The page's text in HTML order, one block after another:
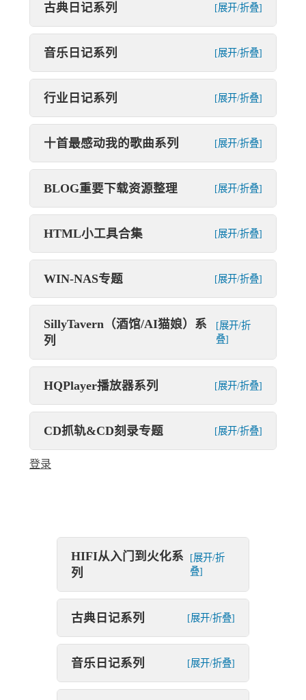
古典日记系列 [展开/折叠]
音乐日记系列 [展开/折叠]
行业日记系列 [展开/折叠]
十首最感动我的歌曲系列 [展开/折叠]
BLOG重要下载资源整理 [展开/折叠]
HTML小工具合集 [展开/折叠]
WIN-NAS专题 [展开/折叠]
SillyTavern（酒馆/AI猫娘）系
列
[展开/折
叠]
HQPlayer播放器系列 [展开/折叠]
CD抓轨&CD刻录专题 [展开/折叠]
登录
HIFI从入门到火化系
列
[展开/折
叠]
古典日记系列 [展开/折叠]
音乐日记系列 [展开/折叠]